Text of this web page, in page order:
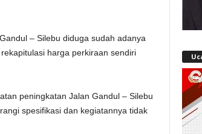
– Silebu diduga sudah adanya
harga perkiraan sendiri
peningkatan Jalan Gandul – Silebu
spesifikasi dan kegiatannya tidak